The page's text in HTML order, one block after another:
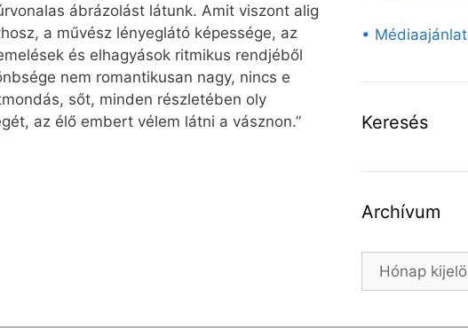
ábrázolást látunk. Amit viszont alig
a művész lényeglátó képessége, az
és elhagyások ritmikus rendjéből
nem romantikusan nagy, nincs e
sőt, minden részletében oly
az élő embert vélem látni a vásznon.”
• Médiaajánlat
Keresés
Archívum
Archívum